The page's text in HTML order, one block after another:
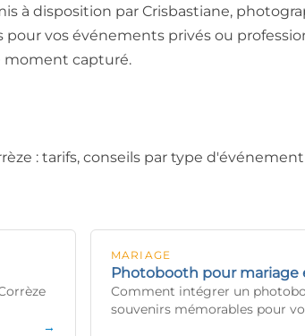
à disposition par Crisbastiane,
vos événements privés ou
moment capturé.
: tarifs, conseils par type
→
MARIAGE
Photobooth pour mariage
Comment intégrer un
souvenirs mémorables pour